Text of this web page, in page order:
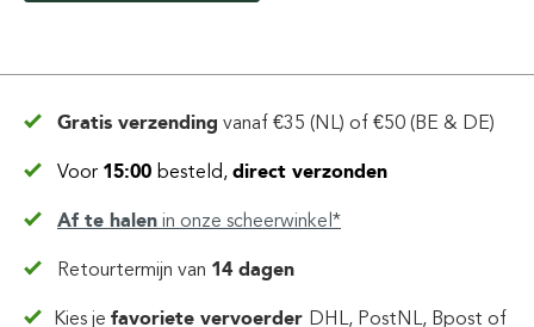
Gratis verzending vanaf €35 (NL) of €50 (BE & DE)
Voor 15:00 besteld, direct verzonden
Af te halen in onze scheerwinkel*
Retourtermijn van 14 dagen
Kies jefavoriete vervoerder DHL, PostNL, Bpost of